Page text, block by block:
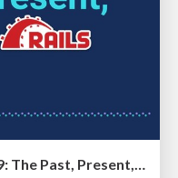
RailsConf & Balkan Ruby 2019: The Past, Present, and Future of Rails at GitHub